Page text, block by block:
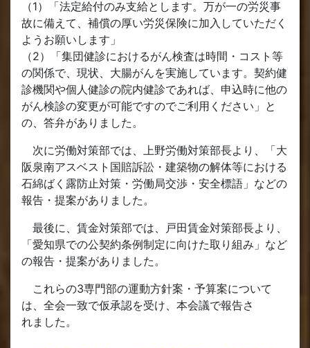
（1）「法定給付のみ支給とします。万が一の労災事
故に備えて、補償の厚い労災保険に加入していただく
ようお願いします」
（2）「集団健診におけるがん検査は時間・コスト等
の関係で、現状、大腸がんを実施しています。契約健
診機関や個人健診の院内健診であれば、申込時に他の
がん検診の変更が可能ですのでご利用ください」と
の、答弁がありました。
次に労働対策部では、上野労働対策部長より、「大
阪泉南アスベスト国賠訴訟・建築物の解体等における
石綿ばく露防止対策・労働局交渉・安全標語」などの
報告・提案がありました。
最後に、賃金対策部では、戸田賃金対策部長より、
「愛知県での公契約条例制定に向けた取り組み」など
の報告・提案がありました。
これらの3専門部の運動方針案・予算案について
は、全会一致で仮承認を受け、本会議で報告さ
れました。